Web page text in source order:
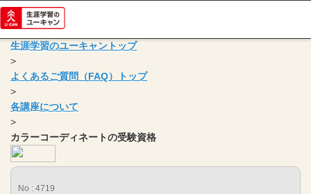
生涯学習のユーキャントップ
>
よくあるご質問（FAQ）トップ
>
各講座について
>
カラーコーディネートの受験資格
No : 4719